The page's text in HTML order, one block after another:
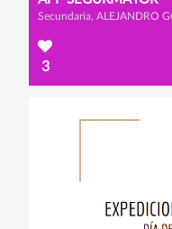
Secundaria, ALEJANDRO
3